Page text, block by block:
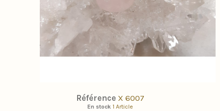
Référence X 6007
En stock 1 Article